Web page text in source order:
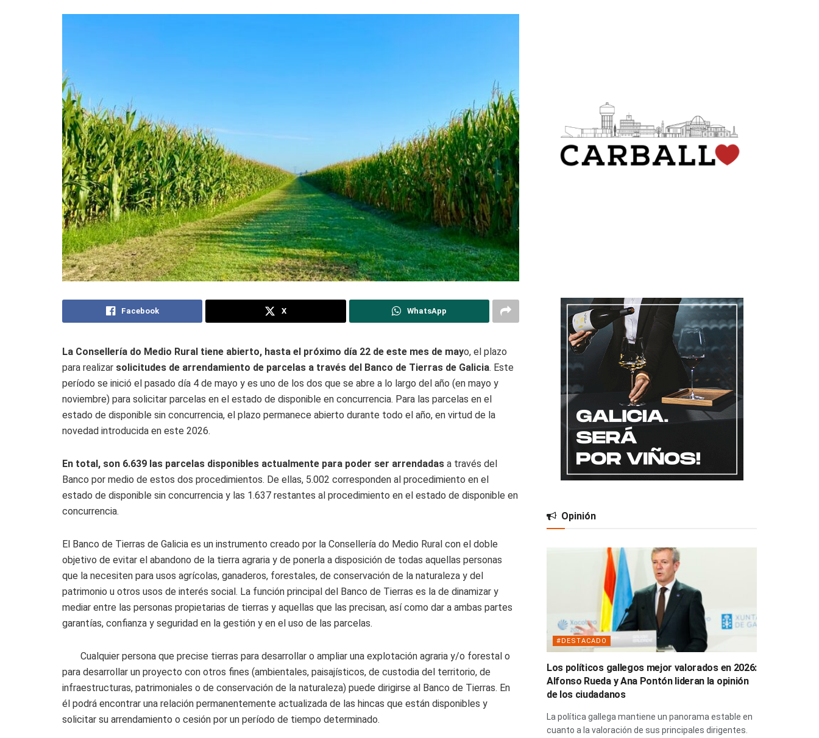
Facebook X WhatsApp
La Consellería do Medio Rural tiene abierto, hasta el próximo día 22 de este mes de mayo, el plazo
para realizar solicitudes de arrendamiento de parcelas a través del Banco de Tierras de Galicia. Este
período se inició el pasado día 4 de mayo y es uno de los dos que se abre a lo largo del año (en mayo y
noviembre) para solicitar parcelas en el estado de disponible en concurrencia. Para las parcelas en el
estado de disponible sin concurrencia, el plazo permanece abierto durante todo el año, en virtud de la
novedad introducida en este 2026.
En total, son 6.639 las parcelas disponibles actualmente para poder ser arrendadas a través del
Banco por medio de estos dos procedimientos. De ellas, 5.002 corresponden al procedimiento en el
estado de disponible sin concurrencia y las 1.637 restantes al procedimiento en el estado de disponible en
concurrencia.
El Banco de Tierras de Galicia es un instrumento creado por la Consellería do Medio Rural con el doble
objetivo de evitar el abandono de la tierra agraria y de ponerla a disposición de todas aquellas personas
que la necesiten para usos agrícolas, ganaderos, forestales, de conservación de la naturaleza y del
patrimonio u otros usos de interés social. La función principal del Banco de Tierras es la de dinamizar y
mediar entre las personas propietarias de tierras y aquellas que las precisan, así como dar a ambas partes
garantías, confianza y seguridad en la gestión y en el uso de las parcelas.
Cualquier persona que precise tierras para desarrollar o ampliar una explotación agraria y/o forestal o
para desarrollar un proyecto con otros fines (ambientales, paisajísticos, de custodia del territorio, de
infraestructuras, patrimoniales o de conservación de la naturaleza) puede dirigirse al Banco de Tierras. En
él podrá encontrar una relación permanentemente actualizada de las hincas que están disponibles y
solicitar su arrendamiento o cesión por un período de tiempo determinado.
Opinión
#DESTACADO
Los políticos gallegos mejor valorados en 2026:
Alfonso Rueda y Ana Pontón lideran la opinión
de los ciudadanos
La política gallega mantiene un panorama estable en
cuanto a la valoración de sus principales dirigentes.